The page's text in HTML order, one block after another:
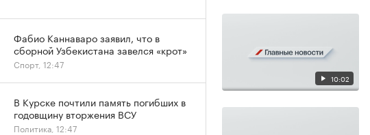
10:02
Фабио Каннаваро заявил, что в
сборной Узбекистана завелся «крот»
Спорт, 12:47
В Курске почтили память погибших в
годовщину вторжения ВСУ
Политика, 12:47